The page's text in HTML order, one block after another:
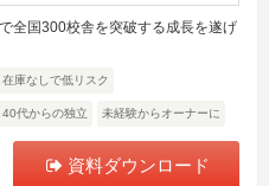
全国300校舎を突破する成長を遂げ
在庫なしで低リスク
40代からの独立 未経験からオーナーに
資料ダウンロード